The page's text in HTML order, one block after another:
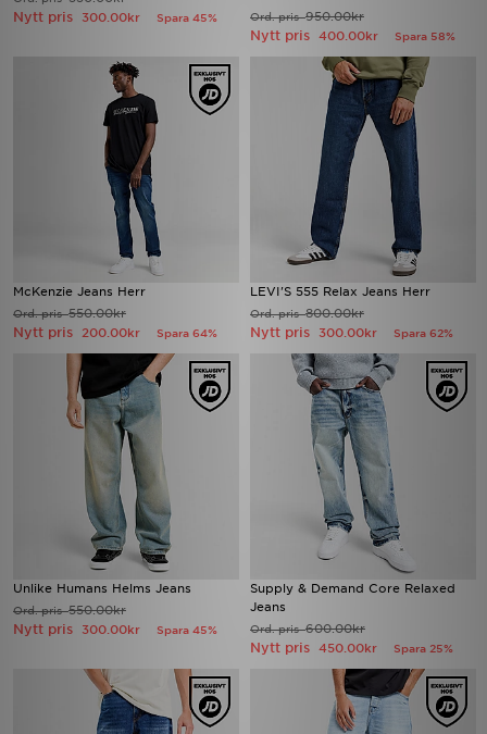
Nytt pris 300.00kr Spara 45% Ord. pris950.00kr
Nytt pris 400.00kr Spara 58%
McKenzie Jeans Herr
Ord. pris550.00kr
Nytt pris 200.00kr Spara 64%
LEVI'S 555 Relax Jeans Herr
Ord. pris800.00kr
Nytt pris 300.00kr Spara 62%
Unlike Humans Helms Jeans
Ord. pris550.00kr
Nytt pris 300.00kr Spara 45%
Supply & Demand Core Relaxed
Jeans
Ord. pris600.00kr
Nytt pris 450.00kr Spara 25%